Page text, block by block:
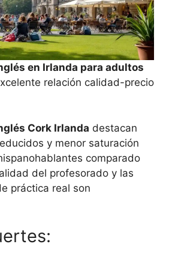
en Irlanda para adultos
relación calidad-precio
Cork Irlanda destacan
y menor saturación
comparado
del profesorado y las
práctica real son